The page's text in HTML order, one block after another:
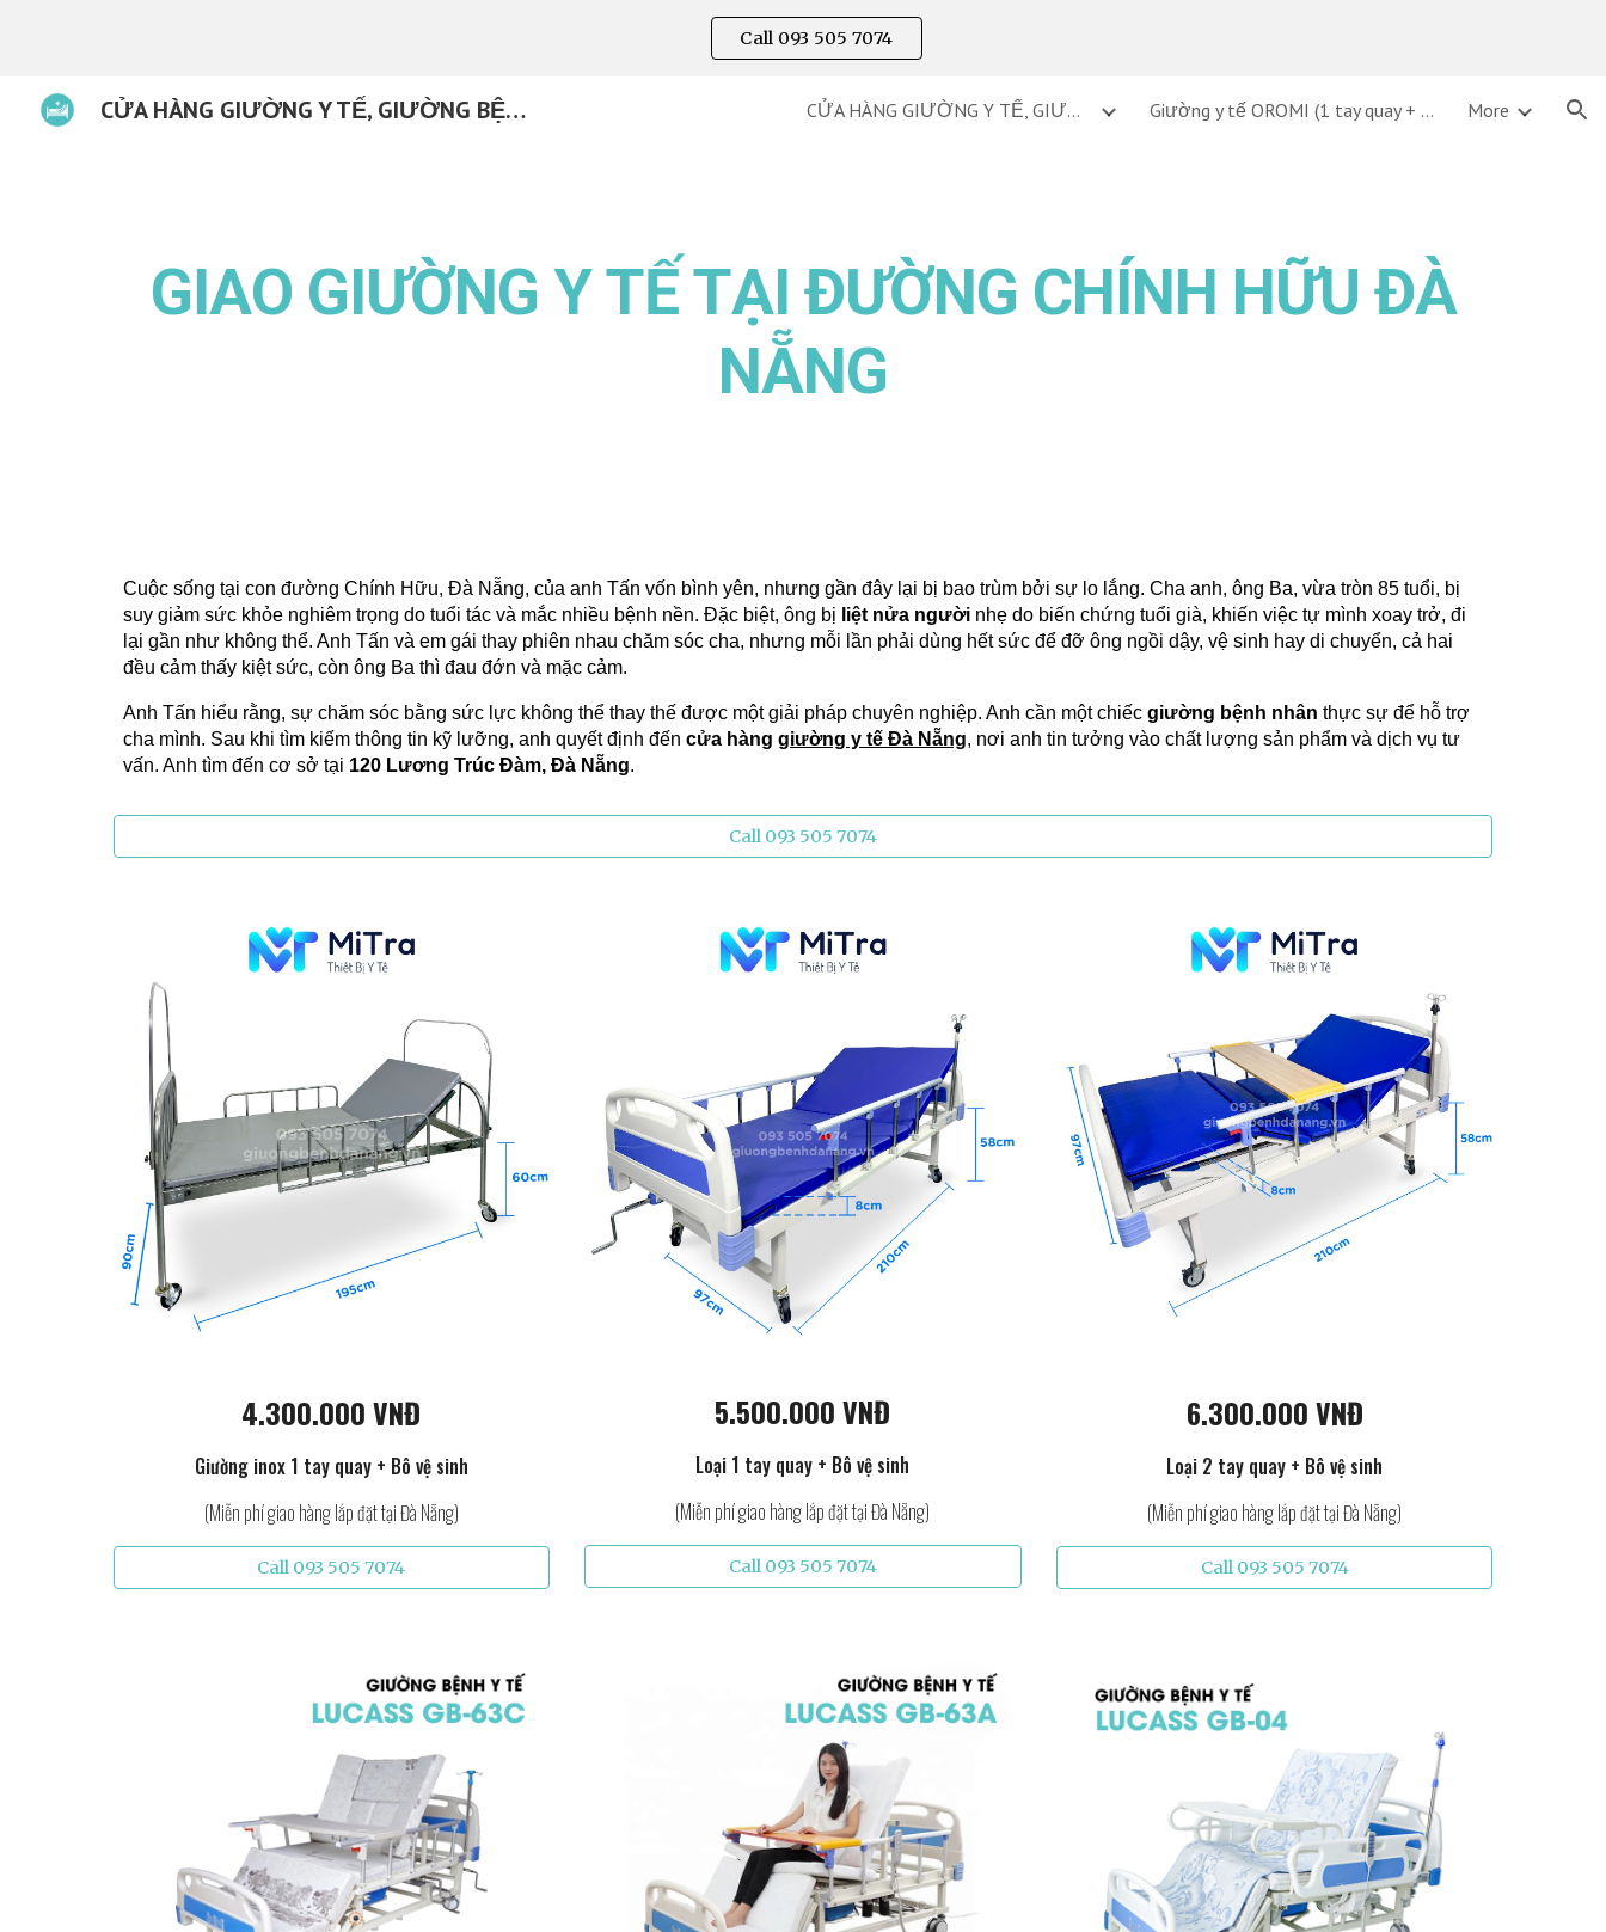
Call 093 505 7074
CỬA HÀNG GIƯỜNG Y TẾ, GIƯỜNG BỆNH TẠI ĐÀ NẴNG CỬA HÀNG GIƯỜNG Y TẾ, GIƯỜNG BỆNH TẠI ĐÀ NẴNG Giường y tế OROMI (1 tay quay + bô vệ sinh)) More
GIAO GIƯỜNG Y TẾ TẠI ĐƯỜNG CHÍNH HỮU ĐÀ
NẴNG
Cuộc sống tại con đường Chính Hữu, Đà Nẵng, của anh Tấn vốn bình yên, nhưng gần đây lại bị bao trùm bởi sự lo lắng. Cha anh, ông Ba, vừa tròn 85 tuổi, bị
suy giảm sức khỏe nghiêm trọng do tuổi tác và mắc nhiều bệnh nền. Đặc biệt, ông bị liệt nửa ngườinhẹ do biến chứng tuổi già, khiến việc tự mình xoay trở, đi
lại gần như không thể. Anh Tấn và em gái thay phiên nhau chăm sóc cha, nhưng mỗi lần phải dùng hết sức để đỡ ông ngồi dậy, vệ sinh hay di chuyển, cả hai
đều cảm thấy kiệt sức, còn ông Ba thì đau đớn và mặc cảm.
Anh Tấn hiểu rằng, sự chăm sóc bằng sức lực không thể thay thế được một giải pháp chuyên nghiệp. Anh cần một chiếc giường bệnh nhân thực sự để hỗ trợ
cha mình. Sau khi tìm kiếm thông tin kỹ lưỡng, anh quyết định đến cửa hàng giường y tế Đà Nẵng, nơi anh tin tưởng vào chất lượng sản phẩm và dịch vụ tư
vấn. Anh tìm đến cơ sở tại 120 Lương Trúc Đàm, Đà Nẵng.
Call 093 505 7074
4.300.000 VNĐ
Giường inox 1 tay quay + Bô vệ sinh
(Miễn phí giao hàng lắp đặt tại Đà Nẵng)
Call 093 505 7074
5.500.000 VNĐ
Loại 1 tay quay + Bô vệ sinh
(Miễn phí giao hàng lắp đặt tại Đà Nẵng)
Call 093 505 7074
6.300.000 VNĐ
Loại 2 tay quay + Bô vệ sinh
(Miễn phí giao hàng lắp đặt tại Đà Nẵng)
Call 093 505 7074